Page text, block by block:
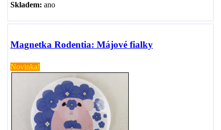
Skladem: ano
Magnetka Rodentia: Májové fialky
Novinka!